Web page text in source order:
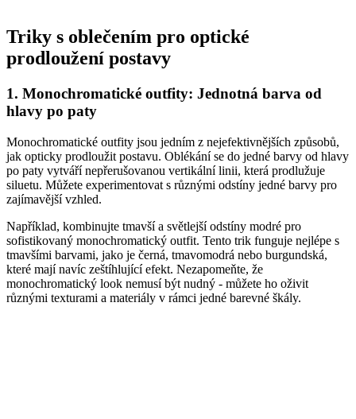
Triky s oblečením pro optické
prodloužení postavy
1. Monochromatické outfity: Jednotná barva od
hlavy po paty
Monochromatické outfity jsou jedním z nejefektivnějších způsobů,
jak opticky prodloužit postavu. Oblékání se do jedné barvy od hlavy
po paty vytváří nepřerušovanou vertikální linii, která prodlužuje
siluetu. Můžete experimentovat s různými odstíny jedné barvy pro
zajímavější vzhled.
Například, kombinujte tmavší a světlejší odstíny modré pro
sofistikovaný monochromatický outfit. Tento trik funguje nejlépe s
tmavšími barvami, jako je černá, tmavomodrá nebo burgundská,
které mají navíc zeštíhlující efekt. Nezapomeňte, že
monochromatický look nemusí být nudný - můžete ho oživit
různými texturami a materiály v rámci jedné barevné škály.